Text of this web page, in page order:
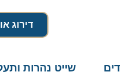
דירוג אוניות
שייט נהרות ותעלות